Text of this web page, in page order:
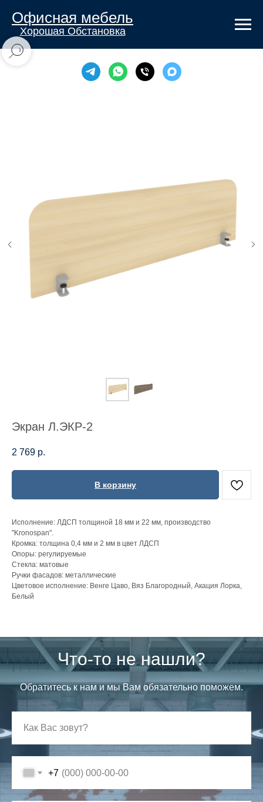
Офисная мебель
Хорошая Обстановка
Экран Л.ЭКР-2
2 769 р.
В корзину
Исполнение: ЛДСП толщиной 18 мм и 22 мм, производство
"Kronospan".
Кромка: толщина 0,4 мм и 2 мм в цвет ЛДСП
Опоры: регулируемые
Стекла: матовые
Ручки фасадов: металлические
Цветовое исполнение: Венге Цаво, Вяз Благородный, Акация Лорка,
Белый
Что-то не нашли?
Обратитесь к нам и мы Вам обязательно поможем.
+7